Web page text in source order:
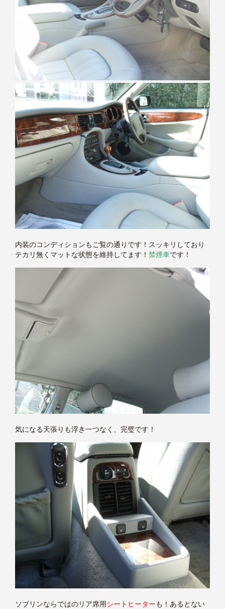
内装のコンディションもご覧の通りです！スッキリしており
テカリ無くマットな状態を維持してます！ 禁煙車です！
気になる天張りも浮き一つなく、完璧です！
ソブリンならではのリア席用シートヒーターも！あるとない